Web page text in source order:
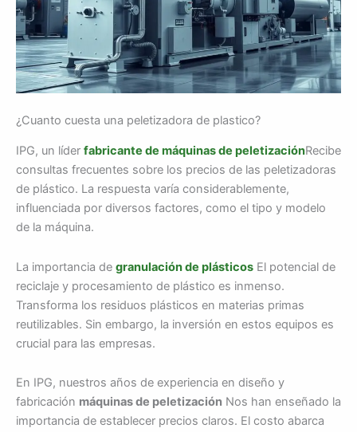
¿Cuanto cuesta una peletizadora de plastico?
IPG, un líder fabricante de máquinas de peletizaciónRecibe
consultas frecuentes sobre los precios de las peletizadoras
de plástico. La respuesta varía considerablemente,
influenciada por diversos factores, como el tipo y modelo
de la máquina.
La importancia de granulación de plásticos El potencial de
reciclaje y procesamiento de plástico es inmenso.
Transforma los residuos plásticos en materias primas
reutilizables. Sin embargo, la inversión en estos equipos es
crucial para las empresas.
En IPG, nuestros años de experiencia en diseño y
fabricación máquinas de peletización Nos han enseñado la
importancia de establecer precios claros. El costo abarca